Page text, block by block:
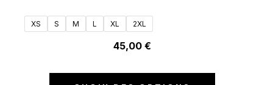
XS S M L XL 2XL
45,00€